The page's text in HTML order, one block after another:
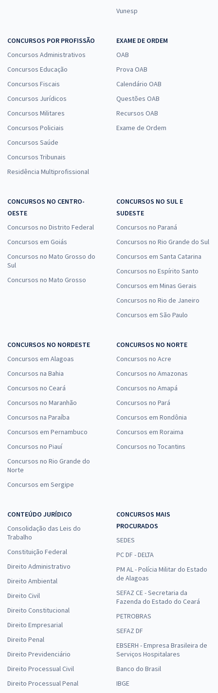
Vunesp
CONCURSOS POR PROFISSÃO
Concursos Administrativos
Concursos Educação
Concursos Fiscais
Concursos Jurídicos
Concursos Militares
Concursos Policiais
Concursos Saúde
Concursos Tribunais
Residência Multiprofissional
EXAME DE ORDEM
OAB
Prova OAB
Calendário OAB
Questões OAB
Recursos OAB
Exame de Ordem
CONCURSOS NO CENTRO-
OESTE
Concursos no Distrito Federal
Concursos em Goiás
Concursos no Mato Grosso do
Sul
Concursos no Mato Grosso
CONCURSOS NO SUL E
SUDESTE
Concursos no Paraná
Concursos no Rio Grande do Sul
Concursos em Santa Catarina
Concursos no Espírito Santo
Concursos em Minas Gerais
Concursos no Rio de Janeiro
Concursos em São Paulo
CONCURSOS NO NORDESTE
Concursos em Alagoas
Concursos na Bahia
Concursos no Ceará
Concursos no Maranhão
Concursos na Paraíba
Concursos em Pernambuco
Concursos no Piauí
Concursos no Rio Grande do
Norte
Concursos em Sergipe
CONCURSOS NO NORTE
Concursos no Acre
Concursos no Amazonas
Concursos no Amapá
Concursos no Pará
Concursos em Rondônia
Concursos em Roraima
Concursos no Tocantins
CONTEÚDO JURÍDICO
Consolidação das Leis do
Trabalho
Constituição Federal
Direito Administrativo
Direito Ambiental
Direito Civil
Direito Constitucional
Direito Empresarial
Direito Penal
Direito Previdenciário
Direito Processual Civil
Direito Processual Penal
CONCURSOS MAIS
PROCURADOS
SEDES
PC DF - DELTA
PM AL - Polícia Militar do Estado
de Alagoas
SEFAZ CE - Secretaria da
Fazenda do Estado do Ceará
PETROBRAS
SEFAZ DF
EBSERH - Empresa Brasileira de
Serviços Hospitalares
Banco do Brasil
IBGE